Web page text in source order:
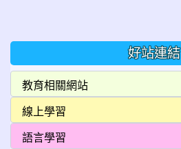
好站連結